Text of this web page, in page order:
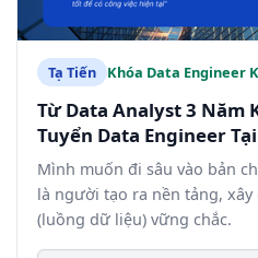
Tạ Tiến Khóa Data Engineer
Từ Data Analyst 3 Năm
Tuyển Data Engineer
Mình muốn đi sâu vào bản
là người tạo ra nền tảng,
(luồng dữ liệu) vững chắc.